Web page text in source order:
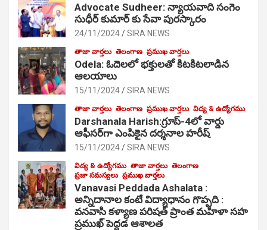
Advocate Sudheer: న్యాయవాది సంగెం
సుధీర్ కుమార్ కు సేవా పురస్కారం
24/11/2024 SIRA NEWS
తాజా వార్తలు తెలంగాణ ప్రముఖ వార్తలు
Odela: ఓదెల‌లో భక్తులతో కిటకిటలాడిన
ఆల‌యాలు
15/11/2024 SIRA NEWS
తాజా వార్తలు తెలంగాణ ప్రముఖ వార్తలు విద్య & ఉద్యోగము
Darshanala Harish:గ్రూప్-4లో వార్డు
ఆఫీసర్‌గా ఎంపికైన దర్శనాల హరీష్
15/11/2024 SIRA NEWS
విద్య & ఉద్యోగము తాజా వార్తలు తెలంగాణ
ప్రజా సమస్యలు ప్రముఖ వార్తలు
Vanavasi Peddada Ashalata :
అన్నిదానాల కంటే విద్యాధానం గొప్పది :
వనవాసి కళ్యాణ పరిషత్ ప్రాంత మహిళా సహ
ప్రముఖ్ పెద్దడ ఆశాలత